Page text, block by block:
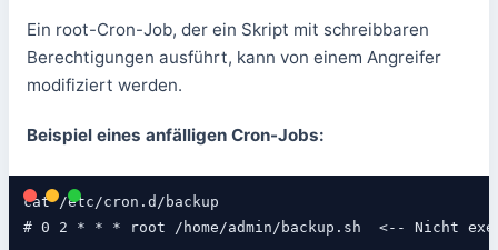
Ein root-Cron-Job, der ein Skript mit schreibbaren
Berechtigungen ausführt, kann von einem Angreifer
modifiziert werden.
Beispiel eines anfälligen Cron-Jobs:
cat /etc/cron.d/backup
# 0 2 * * * root /home/admin/backup.sh  <-- Nicht